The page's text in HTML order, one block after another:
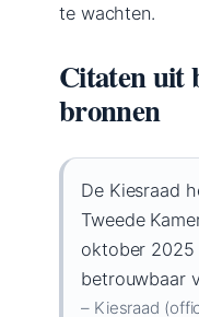
te wachten.
Citaten uit
bronnen
De Kiesraad
Tweede
oktober 2025
betrouwbaar
– Kiesraad